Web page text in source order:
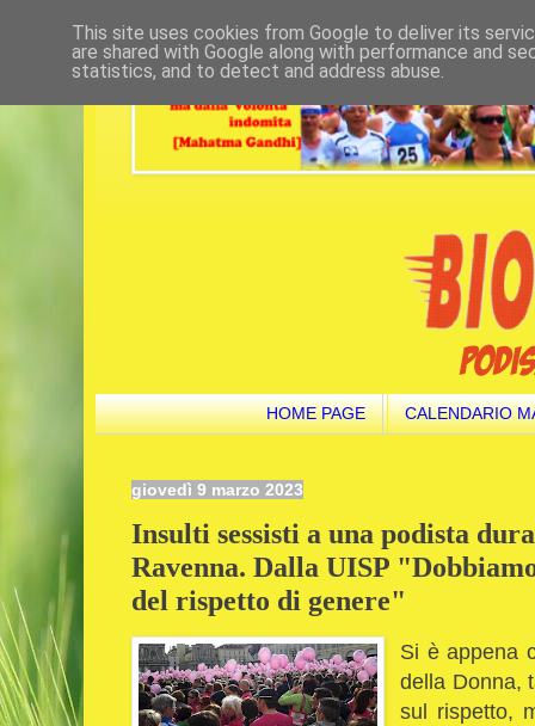
HOME PAGE CALENDARIO
giovedì 9 marzo 2023
Insulti sessisti a una podista
Ravenna. Dalla UISP
del rispetto di genere"
Si è appena
della Donna,
sul rispetto,
This site uses cookies from Google to deliver its
are shared with Google along with performance and
statistics, and to detect and address abuse.